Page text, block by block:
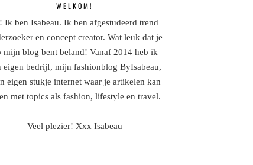
WELKOM!
Ik ben Isabeau. Ik ben afgestudeerd trend
en concept creator. Wat leuk dat je
mijn blog bent beland! Vanaf 2014 heb ik
eigen bedrijf, mijn fashionblog ByIsabeau,
eigen stukje internet waar je artikelen kan
met topics als fashion, lifestyle en travel.
Veel plezier! Xxx Isabeau